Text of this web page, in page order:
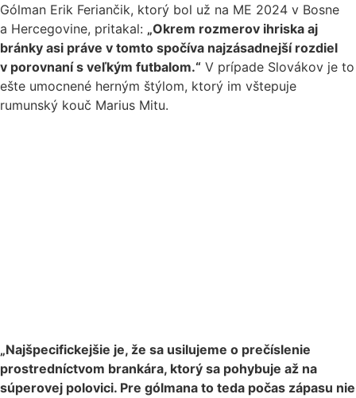
Gólman Erik Feriančik, ktorý bol už na ME 2024 v Bosne
a Hercegovine, pritakal: „Okrem rozmerov ihriska aj
bránky asi práve v tomto spočíva najzásadnejší rozdiel
v porovnaní s veľkým futbalom.“ V prípade Slovákov je to
ešte umocnené herným štýlom, ktorý im vštepuje
rumunský kouč Marius Mitu.
„Najšpecifickejšie je, že sa usilujeme o prečíslenie
prostredníctvom brankára, ktorý sa pohybuje až na
súperovej polovici. Pre gólmana to teda počas zápasu nie